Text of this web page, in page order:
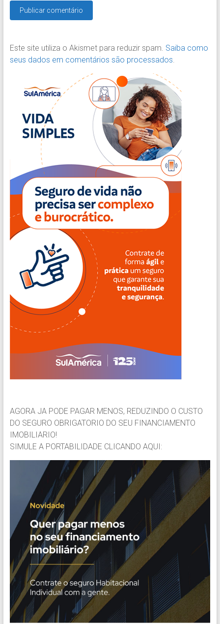
Este site utiliza o Akismet para reduzir spam. Saiba como
seus dados em comentários são processados
AGORA JA PODE PAGAR MENOS, REDUZINDO O CUSTO
DO SEGURO OBRIGATORIO DO SEU FINANCIAMENTO
IMOBILIARIO!
SIMULE A PORTABILIDADE CLICANDO AQUI: